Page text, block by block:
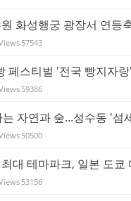
화성행궁 광장서 연등
57543
페스티벌 '전국 빵지자
59386
자연과 숲...성수동 '섬
50500
대 테마파크, 일본 도쿄
53156